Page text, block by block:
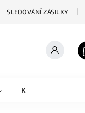
SLEDOVÁNÍ ZÁSILKY
KRYTY NA MOBILY